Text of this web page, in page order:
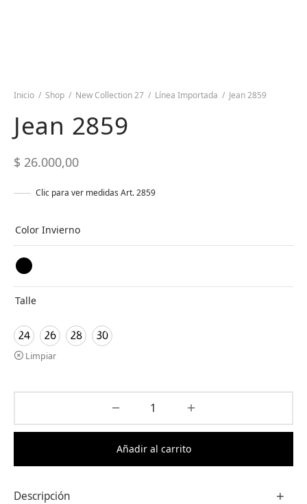
Inicio / Shop / New Collection 27 / Línea Importada / Jean 2859
Jean 2859
$ 26.000,00
Clic para ver medidas Art. 2859
Color Invierno
Talle
24 26 28 30
Limpiar
Añadir al carrito
Descripción